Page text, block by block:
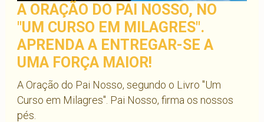
A ORAÇÃO DO PAI NOSSO, NO
"UM CURSO EM MILAGRES".
APRENDA A ENTREGAR-SE A
UMA FORÇA MAIOR!
A Oração do Pai Nosso, segundo o Livro "Um
Curso em Milagres". Pai Nosso, firma os nossos
pés.